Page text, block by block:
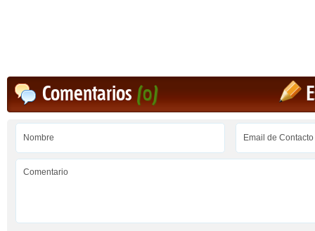
Comentarios(0)